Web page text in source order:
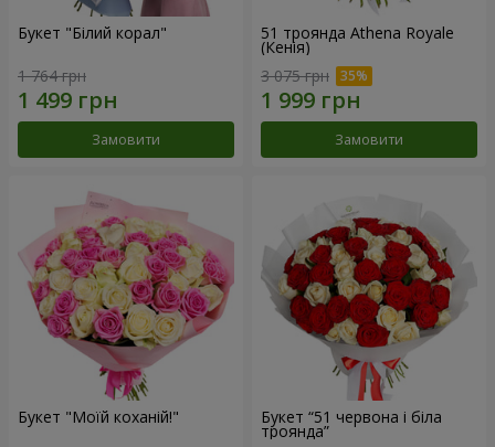
Букет "Білий корал"
1 764 грн
Замовити
51 троянда Athena Royale
(Кенія)
3 075 грн
Замовити
Букет "Моїй коханій!" Букет “51 червона і біла
троянда”